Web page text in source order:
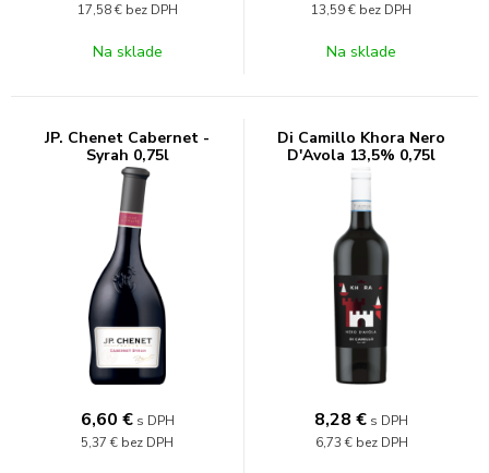
17,58 € bez DPH
Na sklade
13,59 € bez DPH
Na sklade
JP. Chenet Cabernet -
Syrah 0,75l
6,60 € s DPH
5,37 € bez DPH
Di Camillo Khora Nero
D'Avola 13,5% 0,75l
8,28 € s DPH
6,73 € bez DPH